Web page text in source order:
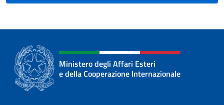
Ministero degli Affari Esteri
e della Cooperazione Internazionale